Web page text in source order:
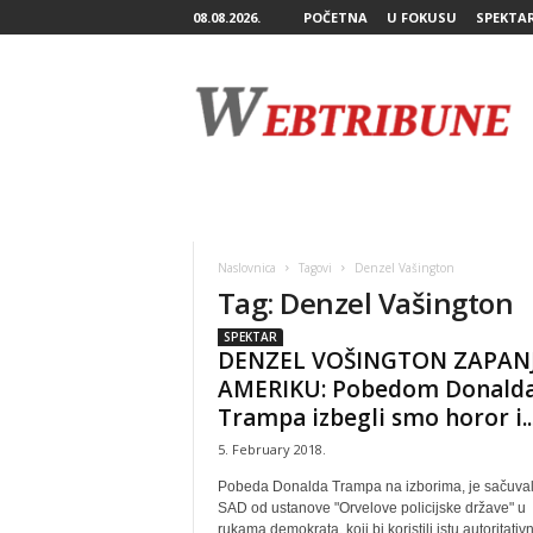
08.08.2026. POČETNA U FOKUSU
Naslovnica Tagovi Denzel Vašington
Tag: Denzel Vašington
SPEKTAR
DENZEL VOŠINGTON
AMERIKU: Pobedom
Trampa izbegli smo horor
5. February 2018.
Pobeda Donalda Trampa na izborima, je
SAD od ustanove "Orvelove policijske države" u
rukama demokrata, koji bi koristili istu